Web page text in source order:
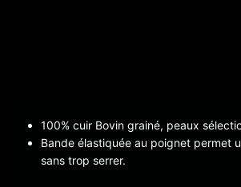
100% cuir Bovin grainé, peaux
Bande élastiquée au poignet permet
sans trop serrer.